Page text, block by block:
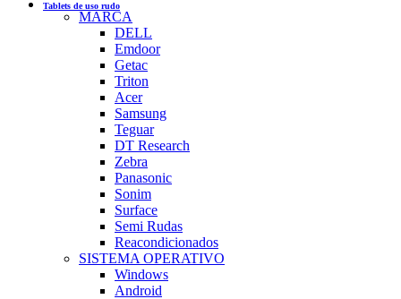
Tablets de uso rudo
MARCA
DELL
Emdoor
Getac
Triton
Acer
Samsung
Teguar
DT Research
Zebra
Panasonic
Sonim
Surface
Semi Rudas
Reacondicionados
SISTEMA OPERATIVO
Windows
Android